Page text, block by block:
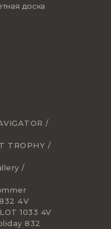
доска
/
TROPHY /
/
4V
1033 4V
832